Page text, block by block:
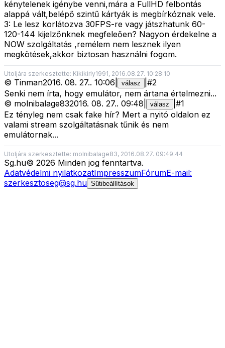
kénytelenek igénybe venni,mára a FullHD felbontás
alappá vált,belépő szintű kártyák is megbírkóznak vele.
3: Le lesz korlátozva 30FPS-re vagy játszhatunk 60-
120-144 kijelzőnknek megfeleően? Nagyon érdekelne a
NOW szolgáltatás ,remélem nem lesznek ilyen
megkötések,akkor biztosan használni fogom.
Utoljára szerkesztette: Kikikirly1991, 2016.08.27. 10:28:10
© Tinman2016. 08. 27.. 10:06 válasz #2
Senki nem írta, hogy emulátor, nem ártana értelmezni...
© molnibalage832016. 08. 27.. 09:48 válasz #1
Ez tényleg nem csak fake hír? Mert a nyitó oldalon ez
valami stream szolgáltatásnak tűnik és nem
emulátornak...
Utoljára szerkesztette: molnibalage83, 2016.08.27. 09:49:44
Sg.hu© 2026 Minden jog fenntartva.
Adatvédelmi nyilatkozatImpresszumFórumE-mail:
szerkesztoseg@sg.hu Sütibeállítások